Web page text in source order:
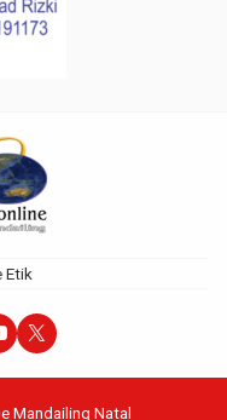
Etik
Mandailing Natal